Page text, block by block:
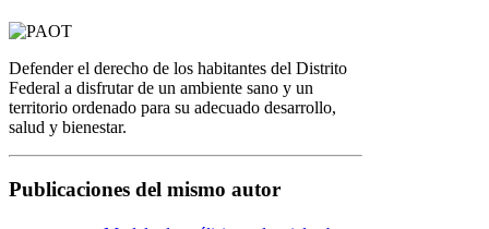
Defender el derecho de los habitantes del Distrito
Federal a disfrutar de un ambiente sano y un
territorio ordenado para su adecuado desarrollo,
salud y bienestar.
Publicaciones del mismo autor